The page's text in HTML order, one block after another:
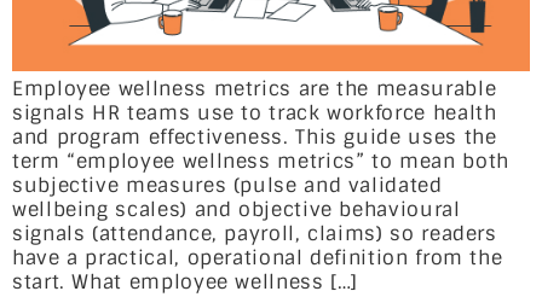
Employee wellness metrics are the measurable
signals HR teams use to track workforce health
and program effectiveness. This guide uses the
term “employee wellness metrics” to mean both
subjective measures (pulse and validated
wellbeing scales) and objective behavioural
signals (attendance, payroll, claims) so readers
have a practical, operational definition from the
start. What employee wellness […]